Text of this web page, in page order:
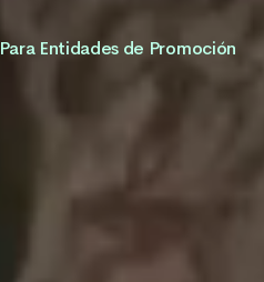
Para Entidades de Promoción